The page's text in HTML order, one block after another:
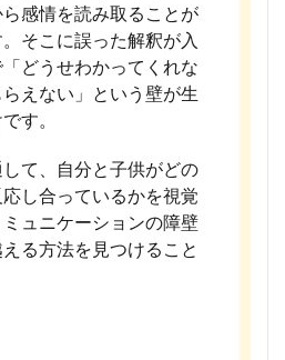
感情を読み取ることが
そこに誤った解釈が入
どうせわかってくれな
えない」という壁が生
す。
て、自分と子供がどの
し合っているかを視覚
ュニケーションの障壁
る方法を見つけること